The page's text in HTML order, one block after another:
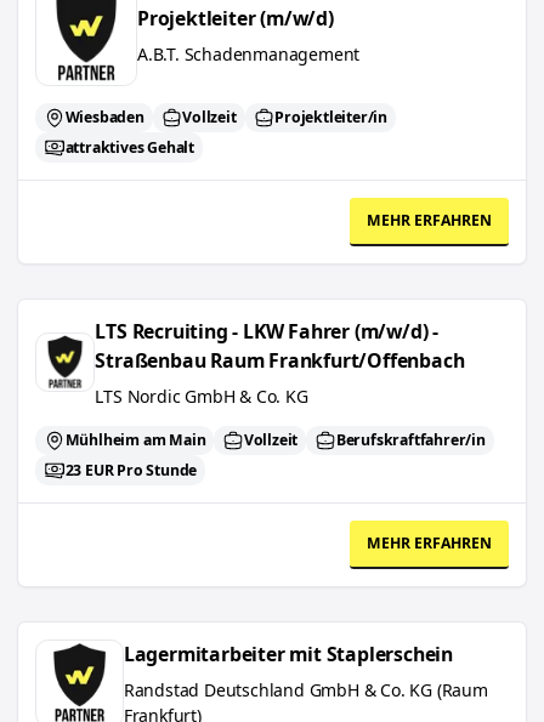
Projektleiter (m/w/d)
A.B.T. Schadenmanagement
Wiesbaden Vollzeit
Projektleiter/in
attraktives Gehalt
MEHR ERFAHREN
LTS Recruiting - LKW Fahrer (m/w/d) - Straßenbau Raum
LTS Recruiting - LKW Fahrer (m/w/d) -
Straßenbau Raum Frankfurt/Offenbach
LTS Nordic GmbH & Co. KG
Mühlheim am Main Vollzeit
Berufskraftfahrer/in
23 EUR Pro Stunde
MEHR ERFAHREN
Lagermitarbeiter mit Staplerschein
Lagermitarbeiter mit Staplerschein
Randstad Deutschland GmbH & Co. KG (Raum
Frankfurt)